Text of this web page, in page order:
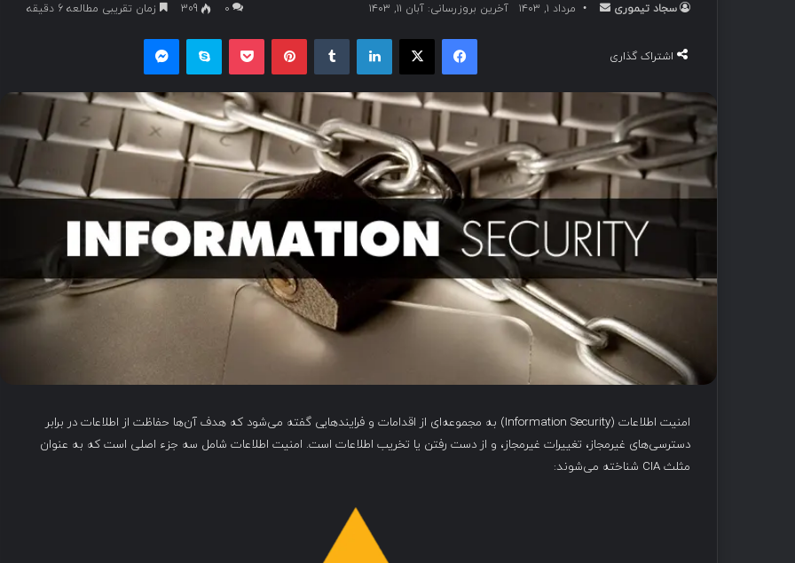
سجاد تیموری
ل
ا
ی
م
ی
مرداد ۱, ۱۴۰۳ آخرین بروزرسانی: آبان ۱۱, ۱۴۰۳ ۰ 309 زمان تقریبی مطالعه 6 دقیقه
اشتراک گذاری
فیسبوک ایکس لینکداین پینتریست پاکت اسکایپ
امنیت اطلاعات (Information Security) به مجموعه‌ای از اقدامات و فرایندهایی گفته می‌شود که هدف آن‌ها حفاظت از اطلاعات در برابر
دسترسی‌های غیرمجاز، تغییرات غیرمجاز، و از دست رفتن یا تخریب اطلاعات است. امنیت اطلاعات شامل سه جزء اصلی است که به عنوان
مثلث CIA شناخته می‌شوند: